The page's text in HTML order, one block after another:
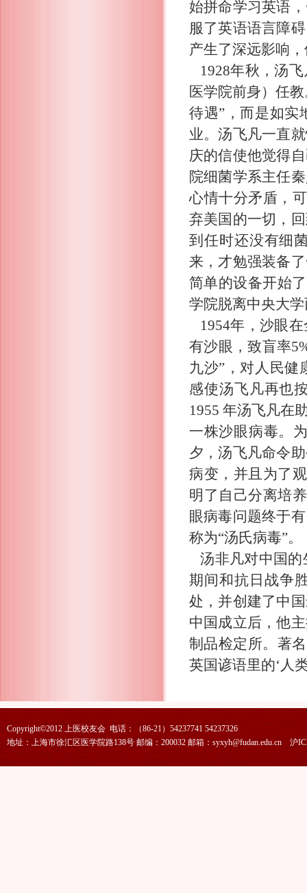
始拼命学习英语
服了英语语言障
产生了深远影响
1928年秋，汤
医学院前身）任
待遇”，而是如实
业。汤飞凡一直
庆的信使他觉得
院细菌学系主任
心情十分矛盾，
弃美国的一切，
到任时还没有细
来，才勉强装备
简单的设备开始
学院脱离中央大
1954年，沙眼
有沙眼，致盲率
九沙”，对人民健
感使汤飞凡再也
1955 年汤飞凡在
一株沙眼病毒。
夕，汤飞凡命令
病变，并且为了
明了自己分离培
眼病毒问题终于
称为“汤氏病毒”。
汤非凡对中国的
期间和抗日战争
处，并创建了中
中国成立后，他
制品检定所。著
英国谚语里的‘人
Copyright©2012 上医校友会 电话：（86-21）54237741 54237326
地址：上海市徐汇区医学院路138号 邮编：200032 邮箱：syxyh@fudan.edu.cn 沪